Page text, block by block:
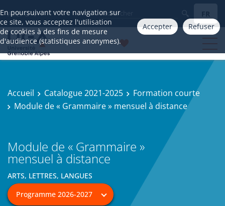
En poursuivant votre navigation sur
ce site, vous acceptez l'utilisation
de cookies à des fins de mesure
d'audience (statistiques anonymes).
Accepter Refuser
Aller à FR
Accueil Catalogue 2021-2025
Formation courte
Module de « Grammaire » mensuel à distance
Module de « Grammaire »
mensuel à distance
ARTS, LETTRES, LANGUES